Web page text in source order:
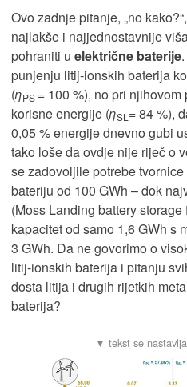
Ovo zadnje pitanje, „no
najlakše i najjednostavnije
pohraniti u električne baterije
punjenju litij-ionskih baterija
(ηPS = 100 %), no pri
korisne energije (ηSL = 84 %),
0,05 % energije dnevno gubi
tako loše da ovdje nije riječ o
se zadovoljile potrebe
bateriju od 100 GWh – dok
(Moss Landing battery
kapacitet od samo 1,6 GWh s
3 GWh. Da ne govorimo o
litij-ionskih baterija i pitanju
dosta litija i drugih rijetkih
baterija?